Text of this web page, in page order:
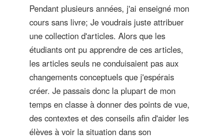
Pendant plusieurs années, j'ai enseigné mon
cours sans livre; Je voudrais juste attribuer
une collection d'articles. Alors que les
étudiants ont pu apprendre de ces articles,
les articles seuls ne conduisaient pas aux
changements conceptuels que j'espérais
créer. Je passais donc la plupart de mon
temps en classe à donner des points de vue,
des contextes et des conseils afin d'aider les
élèves à voir la situation dans son